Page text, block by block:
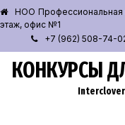
НОО Профессиональная
этаж, офис №1
+7 (962) 508-74-
КОНКУРСЫ